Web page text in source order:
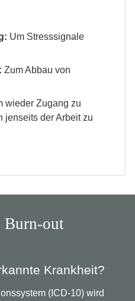
Um Stresssignale
Zum Abbau von
wieder Zugang zu
jenseits der Arbeit zu
Burn-out
Krankheit?
(ICD-10) wird